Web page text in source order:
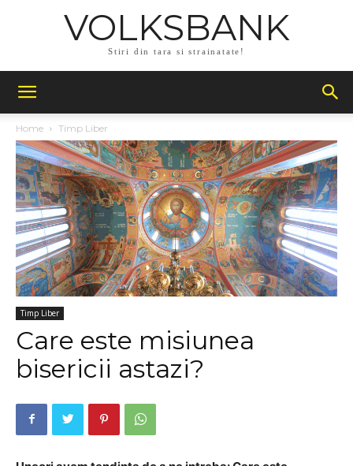
VOLKSBANK
Stiri din tara si strainatate!
Home Timp Liber
Timp Liber
Care este misiunea
bisericii astazi?